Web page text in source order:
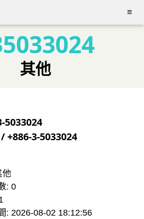
≡
其他
5033024
+886-3-5033024
他
: 0
: 2026-08-02 18:12:56